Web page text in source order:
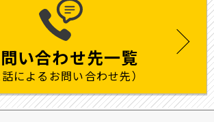
い合わせ先一覧
話によるお問い合わせ先）